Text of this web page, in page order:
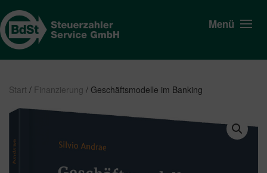
Menü
Start / Finanzierung / Geschäftsmodelle im Banking